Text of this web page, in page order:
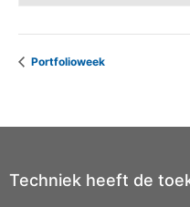
Portfolioweek
Techniek heeft de